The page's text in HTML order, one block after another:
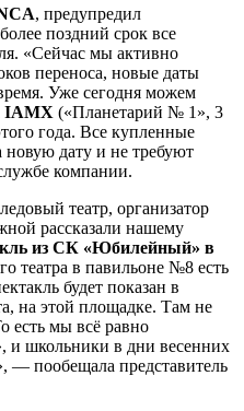
, предупредил
поздний срок все
«Сейчас мы активно
переноса, новые даты
Уже сегодня можем
IAMX («Планетарий № 1», 3
года. Все купленные
новую дату и не требуют
компании.
театр, организатор
рассказали нашему
из СК «Юбилейный» в
театра в павильоне №8 есть
будет показан в
на этой площадке. Там не
есть мы всё равно
и школьники в дни весенних
— пообещала представитель